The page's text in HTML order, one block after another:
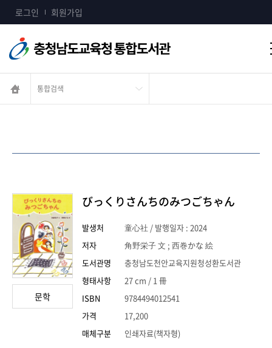
콘텐츠 바로가기
로그인 회원가입
문학
びっくりさんちのみつごちゃん
발생처
童心社 / 발행일자 : 2024
저자
角野栄子 文 ; 西巻かな 絵
도서관명
충청남도천안교육지원청성환도서관
형태사항
27 cm / 1 冊
ISBN
9784494012541
가격
17,200
매체구분
인쇄자료(책자형)